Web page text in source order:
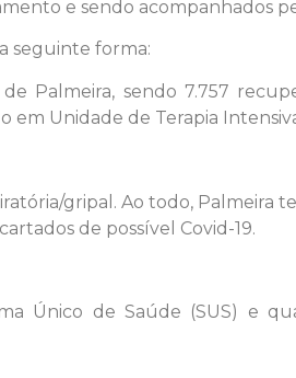
e sendo acompanhados
seguinte forma:
Palmeira, sendo 7.757
Unidade de Terapia
gripal. Ao todo, Palmeira
de possível Covid-19.
Único de Saúde (SUS) e